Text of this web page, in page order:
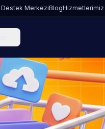
Destek MerkeziBlogHizmetlerimiz